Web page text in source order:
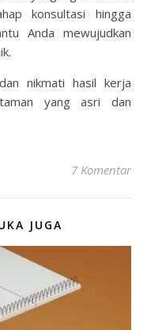
konsultasi hingga
Anda mewujudkan
nikmati hasil kerja
yang asri dan
7 Komentar
JUGA